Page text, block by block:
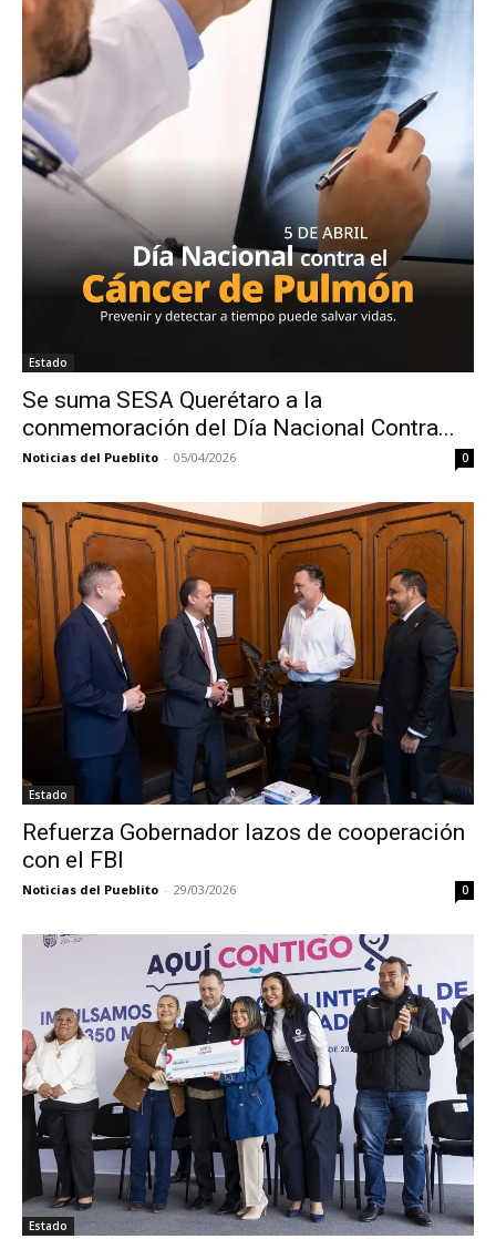
Estado
Se suma SESA Querétaro a la
conmemoración del Día Nacional Contra...
Noticias del Pueblito - 05/04/2026 0
Estado
Refuerza Gobernador lazos de cooperación
con el FBI
Noticias del Pueblito - 29/03/2026 0
Estado